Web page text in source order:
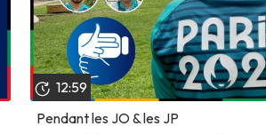
12:59
Pendant les JO & les JP